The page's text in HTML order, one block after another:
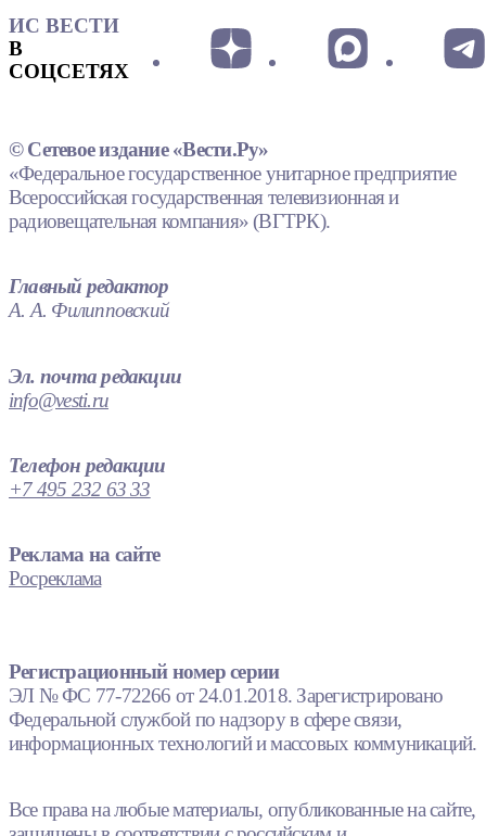
ИС ВЕСТИ
В
СОЦСЕТЯХ
© Сетевое издание «Вести.Ру»
«Федеральное государственное унитарное предприятие
Всероссийская государственная телевизионная и
радиовещательная компания» (ВГТРК).
Главный редактор
А. А. Филипповский
Эл. почта редакции
info@vesti.ru
Телефон редакции
+7 495 232 63 33
Реклама на сайте
Росреклама
Регистрационный номер серии
ЭЛ № ФС 77-72266 от 24.01.2018. Зарегистрировано
Федеральной службой по надзору в сфере связи,
информационных технологий и массовых коммуникаций.
Все права на любые материалы, опубликованные на сайте,